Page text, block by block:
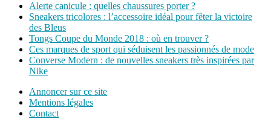
Alerte canicule : quelles chaussures porter ?
Sneakers tricolores : l’accessoire idéal pour fêter la victoire
des Bleus
Tongs Coupe du Monde 2018 : où en trouver ?
Ces marques de sport qui séduisent les passionnés de mode
Converse Modern : de nouvelles sneakers très inspirées par
Nike
Annoncer sur ce site
Mentions légales
Contact